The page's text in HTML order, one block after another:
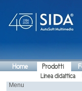
Home Prodotti
Linea didattica
Menu